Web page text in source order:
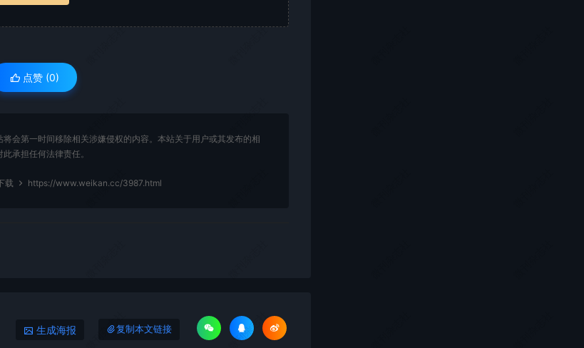
点赞 (0)
会第一时间移除相关涉嫌侵权的内容。本站关于用户或其发布的相
承担任何法律责任。
载 https://www.weikan.cc/3987.html
生成海报 复制本文链接
微刊杂志社
微刊杂志社
微刊杂志社